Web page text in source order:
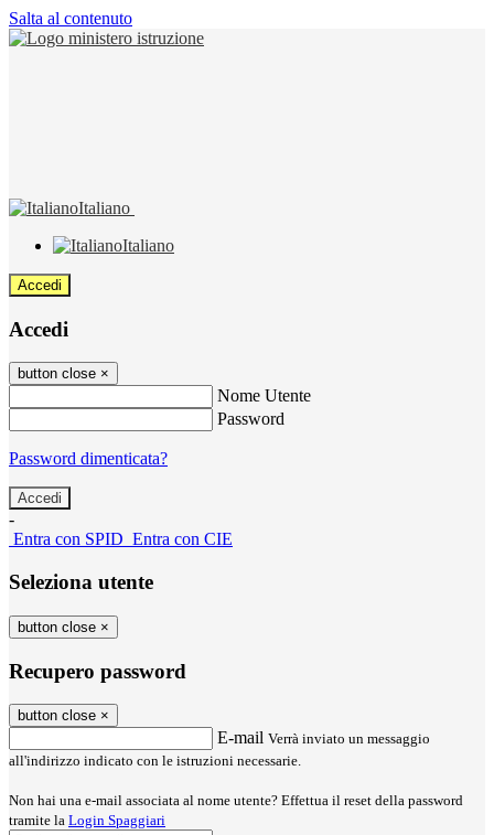
Salta al contenuto
Italiano
Italiano
Accedi
Accedi
button close ×
Nome Utente
Password
Password dimenticata?
-
Entra con SPID Entra con CIE
Seleziona utente
button close ×
Recupero password
button close ×
E-mail Verrà inviato un messaggio
all'indirizzo indicato con le istruzioni necessarie.
Non hai una e-mail associata al nome utente? Effettua il reset della password
tramite la Login Spaggiari